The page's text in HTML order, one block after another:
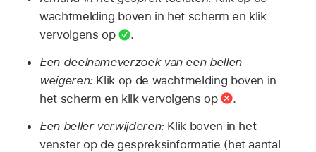
wachtmelding boven in het scherm en klik
vervolgens op
.
Een deelnameverzoek van een bellen
weigeren:Klik op de wachtmelding boven in
het scherm en klik vervolgens op
.
Een beller verwijderen:Klik boven in het
venster op de gespreksinformatie (het aantal